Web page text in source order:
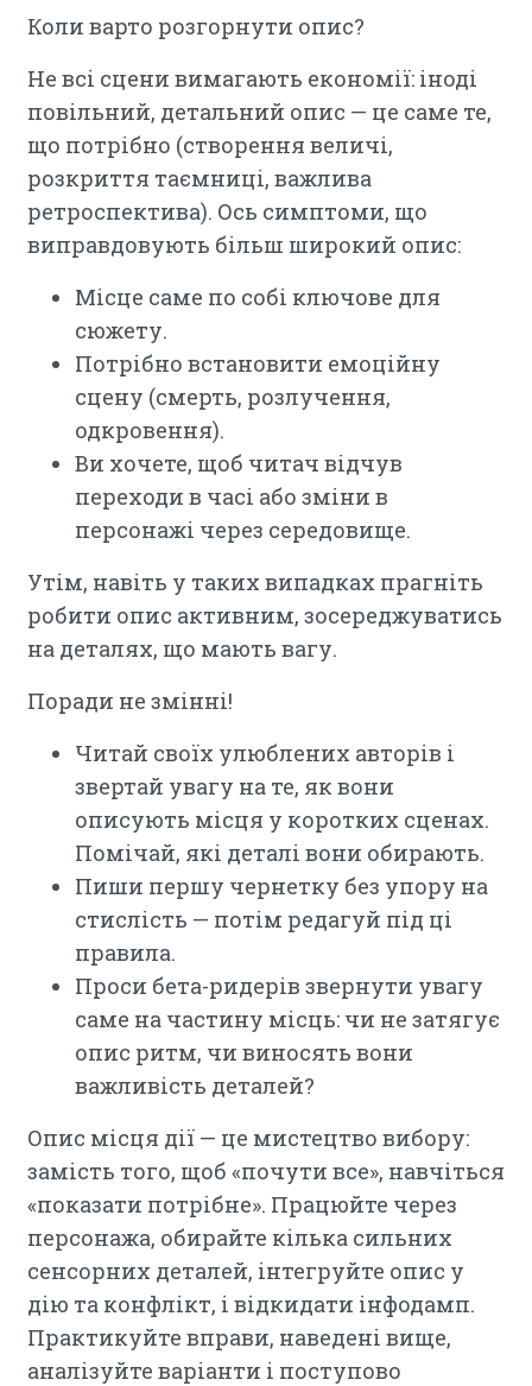
Коли варто розгорнути опис?
Не всі сцени вимагають економії: іноді
повільний, детальний опис — це саме те,
що потрібно (створення величі,
розкриття таємниці, важлива
ретроспектива). Ось симптоми, що
виправдовують більш широкий опис:
Місце саме по собі ключове для
сюжету.
Потрібно встановити емоційну
сцену (смерть, розлучення,
одкровення).
Ви хочете, щоб читач відчув
переходи в часі або зміни в
персонажі через середовище.
Утім, навіть у таких випадках прагніть
робити опис активним, зосереджуватись
на деталях, що мають вагу.
Поради не змінні!
Читай своїх улюблених авторів і
звертай увагу на те, як вони
описують місця у коротких сценах.
Помічай, які деталі вони обирають.
Пиши першу чернетку без упору на
стислість — потім редагуй під ці
правила.
Проси бета-ридерів звернути увагу
саме на частину місць: чи не затягує
опис ритм, чи виносять вони
важливість деталей?
Опис місця дії — це мистецтво вибору:
замість того, щоб «почути все», навчіться
«показати потрібне». Працюйте через
персонажа, обирайте кілька сильних
сенсорних деталей, інтегруйте опис у
дію та конфлікт, і відкидати інфодамп.
Практикуйте вправи, наведені вище,
аналізуйте варіанти і поступово